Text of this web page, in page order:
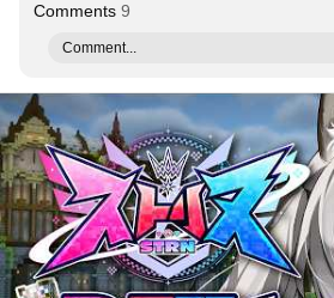
Comments 9
Comment...